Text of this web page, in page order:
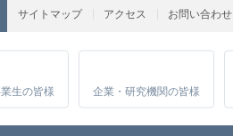
サイトマップ アクセス お問い合わせ
生の皆様 企業・研究機関の皆様